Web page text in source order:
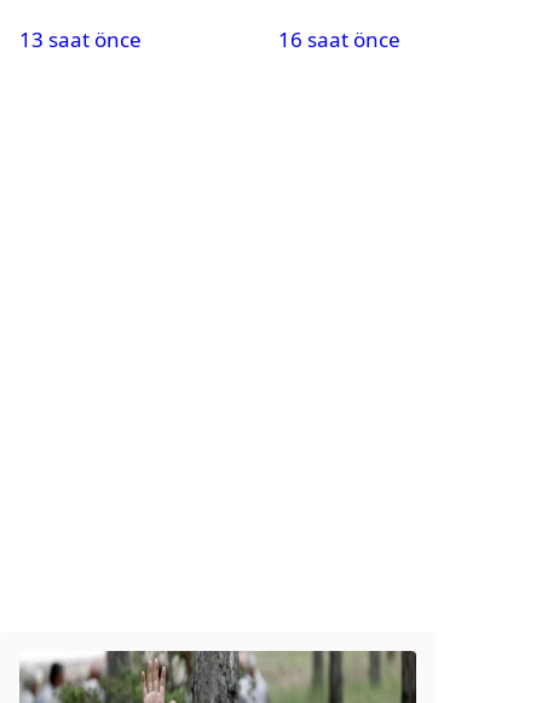
13 saat önce
16 saat önce